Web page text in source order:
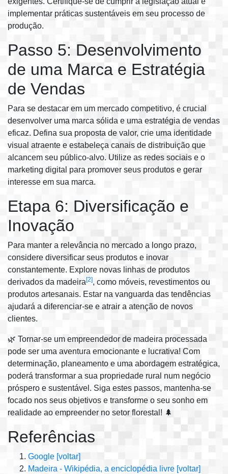
implementar práticas sustentáveis em seu processo de
produção.
Passo 5: Desenvolvimento
de uma Marca e Estratégia
de Vendas
Para se destacar em um mercado competitivo, é crucial
desenvolver uma marca sólida e uma estratégia de vendas
eficaz. Defina sua proposta de valor, crie uma identidade
visual atraente e estabeleça canais de distribuição que
alcancem seu público-alvo. Utilize as redes sociais e o
marketing digital para promover seus produtos e gerar
interesse em sua marca.
Etapa 6: Diversificação e
Inovação
Para manter a relevância no mercado a longo prazo,
considere diversificar seus produtos e inovar
constantemente. Explore novas linhas de produtos
derivados da madeira[2], como móveis, revestimentos ou
produtos artesanais. Estar na vanguarda das tendências
ajudará a diferenciar-se e atrair a atenção de novos
clientes.
🌿 Tornar-se um empreendedor de madeira processada
pode ser uma aventura emocionante e lucrativa! Com
determinação, planeamento e uma abordagem estratégica,
poderá transformar a sua propriedade rural num negócio
próspero e sustentável. Siga estes passos, mantenha-se
focado nos seus objetivos e transforme o seu sonho em
realidade ao empreender no setor florestal! 🌲
Referências
Google [voltar]
Madeira - Wikipédia, a enciclopédia livre [voltar]